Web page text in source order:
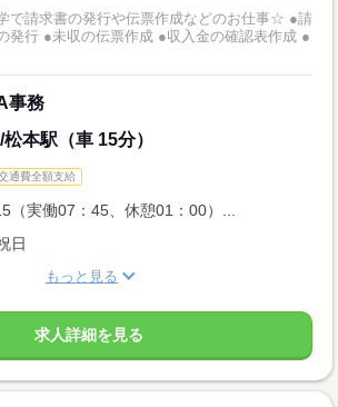
で請求書の発行や伝票作成などのお仕事☆ ●請
発行 ●未収の伝票作成 ●収入金の確認表作成 ●
事務
本駅（車 15分）
通費全額支給
（実働07：45、休憩01：00）...
日
もっと見る
求人詳細を見る